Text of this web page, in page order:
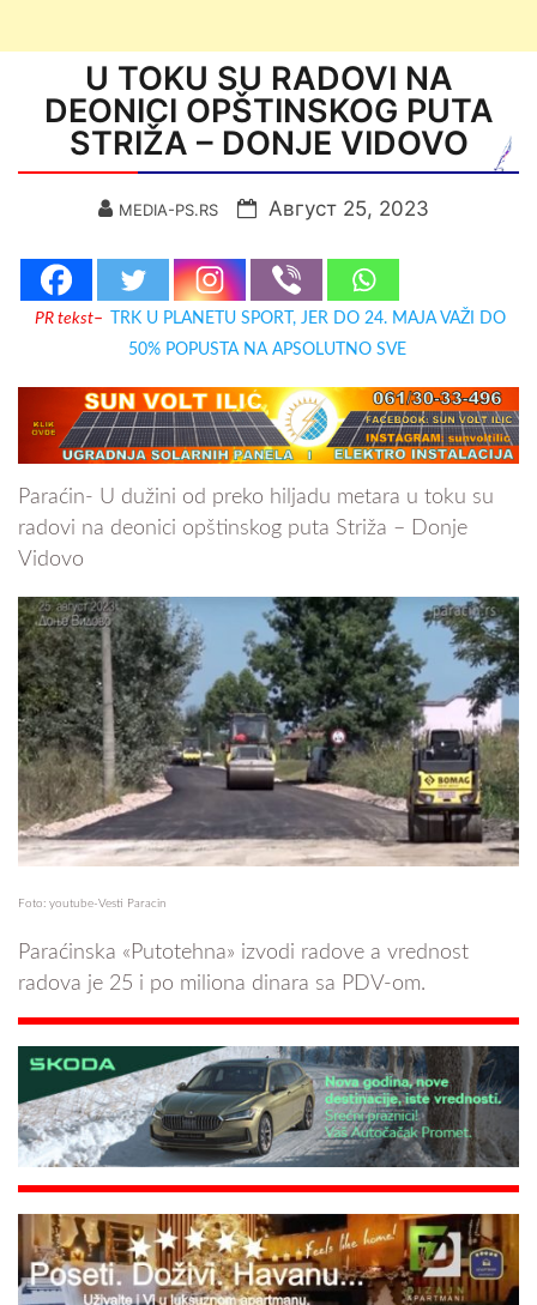
U TOKU SU RADOVI NA
DEONICI OPŠTINSKOG PUTA
STRIŽA – DONJE VIDOVO
MEDIA-PS.RS Август 25, 2023
PR tekst–
TRK U PLANETU SPORT, JER DO 24. MAJA VAŽI DO
50% POPUSTA NA APSOLUTNO SVE
Paraćin- U dužini od preko hiljadu metara u toku su
radovi na deonici opštinskog puta Striža – Donje
Vidovo
Foto: youtube-Vesti Paracin
Paraćinska «Putotehna» izvodi radove a vrednost
radova je 25 i po miliona dinara sa PDV-om.